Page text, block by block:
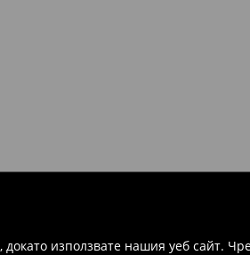
използвате нашия уеб сайт.